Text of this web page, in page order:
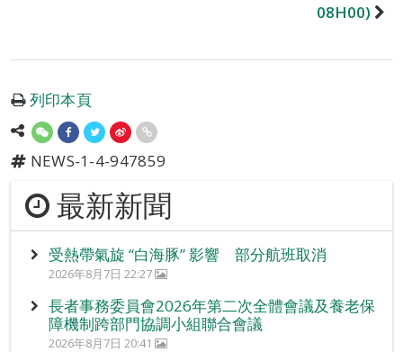
08H00)
列印本頁
NEWS-1-4-947859
最新新聞
受熱帶氣旋 “白海豚” 影響 部分航班取消
2026年8月7日 22:27
長者事務委員會2026年第二次全體會議及養老保
障機制跨部門協調小組聯合會議
2026年8月7日 20:41